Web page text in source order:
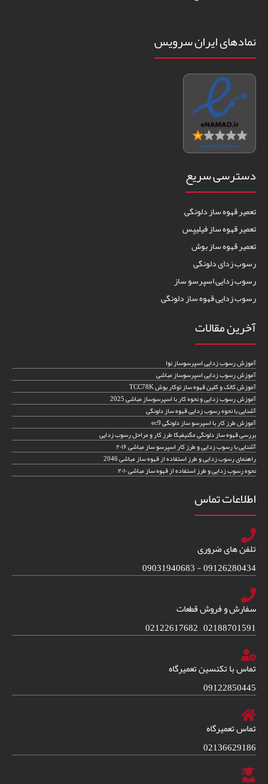
نمادهای ایران سرویس
دسترسی سریع
تعمیر قهوه ساز دلونگی
تعمیر قهوه ساز فیلیپس
تعمیر قهوه ساز بوش
رسوب زدای دلونگی
رسوب زدایی اسپرسو ساز
رسوب زدایی قهوه ساز دلونگی
آخرین مقالات
آموزش رسوب زدایی اسپرسوساز نوا
آموزش رسوب زدایی اسپرسوساز مباشی
آموزش کالک و کلین قهوه ساز توکار بوش TCC78K
آموزش رسوب زدایی و نحوه کار با اسپرسوساز مباشی 2025
آشنایی با نحوه رسوب زدایی قهوه ساز دلونگی
آموزش طرز کار با اسپرسو ساز دلونگی ec9
بررسی قهوه ساز دلونگی مگنیفیکا طرز کار و مراحل رسوب زدایی
آشنایی با رسوب زدایی و طرز کار اسپرسو ساز مباشی ۲۰۱۶
راهنمای رسوب زدایی و طرز استفاده از قهوه ساز مباشی 2046
نحوه رسوب زدایی و طرز استفاده از قهوه ساز مباشی ۲۰۱۰
اطلاعات تماس
تلفن های ضروری
09126280434 - 09031940683
سفارش و فروش قطعات
02188701591 – 02122617682
تماس با تکنسین تعمیرگاه
09122850445
تماس تعمیرگاه
02136629186